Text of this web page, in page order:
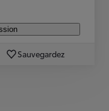
Sauvegardez